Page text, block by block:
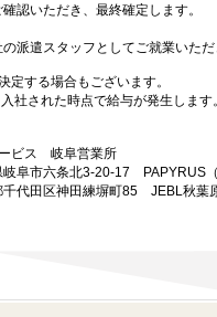
認いただき、最終確定します。
派遣スタッフとしてご就業いただ
する場合もございます。
社された時点で給与が発生します
ビス 岐阜営業所
阜市六条北3-20-17 PAPYRUS
代田区神田練塀町85 JEBL秋葉